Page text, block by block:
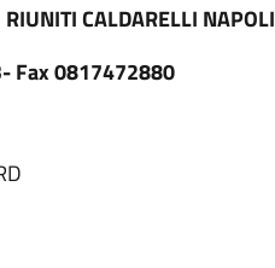
CALDARELLI NAPOLI
Fax 0817472880